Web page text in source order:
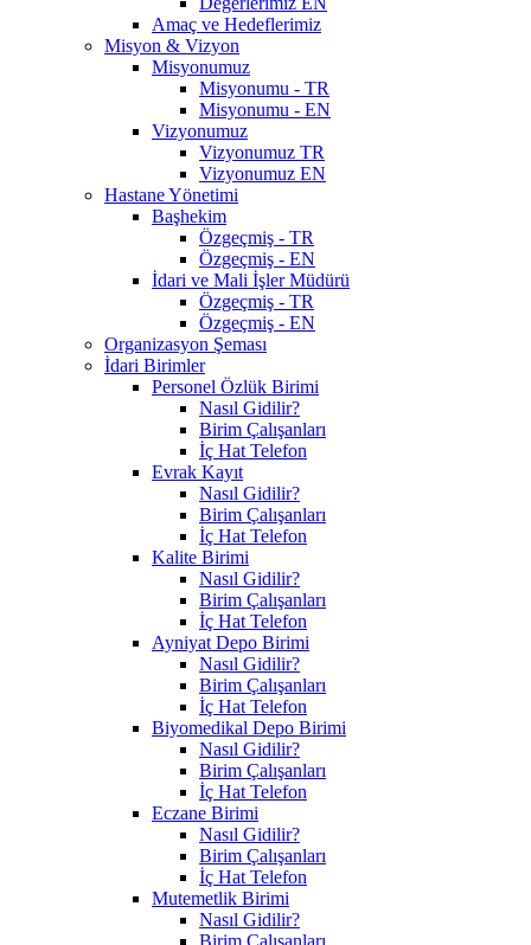
Amaç ve Hedeflerimiz
Misyon & Vizyon
Misyonumuz
Misyonumu - TR
Misyonumu - EN
Vizyonumuz
Vizyonumuz TR
Vizyonumuz EN
Hastane Yönetimi
Başhekim
Özgeçmiş - TR
Özgeçmiş - EN
İdari ve Mali İşler Müdürü
Özgeçmiş - TR
Özgeçmiş - EN
Organizasyon Şeması
İdari Birimler
Personel Özlük Birimi
Nasıl Gidilir?
Birim Çalışanları
İç Hat Telefon
Evrak Kayıt
Nasıl Gidilir?
Birim Çalışanları
İç Hat Telefon
Kalite Birimi
Nasıl Gidilir?
Birim Çalışanları
İç Hat Telefon
Ayniyat Depo Birimi
Nasıl Gidilir?
Birim Çalışanları
İç Hat Telefon
Biyomedikal Depo Birimi
Nasıl Gidilir?
Birim Çalışanları
İç Hat Telefon
Eczane Birimi
Nasıl Gidilir?
Birim Çalışanları
İç Hat Telefon
Mutemetlik Birimi
Nasıl Gidilir?
Birim Çalışanları